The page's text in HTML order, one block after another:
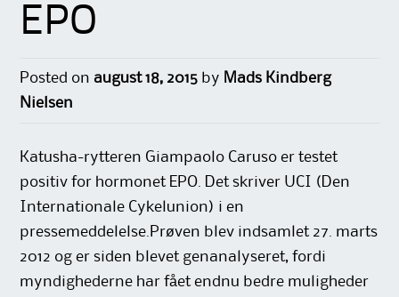
EPO
Posted on august 18, 2015 by Mads Kindberg
Nielsen
Katusha-rytteren Giampaolo Caruso er testet
positiv for hormonet EPO. Det skriver UCI (Den
Internationale Cykelunion) i en
pressemeddelelse.Prøven blev indsamlet 27. marts
2012 og er siden blevet genanalyseret, fordi
myndighederne har fået endnu bedre muligheder